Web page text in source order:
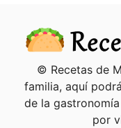
© Recetas de
familia, aquí
de la
por